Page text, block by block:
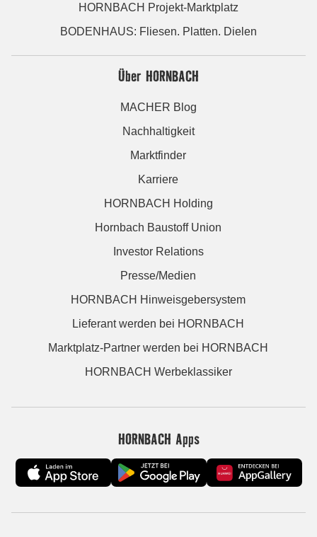
HORNBACH Projekt-Marktplatz
BODENHAUS: Fliesen. Platten. Dielen
Über HORNBACH
MACHER Blog
Nachhaltigkeit
Marktfinder
Karriere
HORNBACH Holding
Hornbach Baustoff Union
Investor Relations
Presse/Medien
HORNBACH Hinweisgebersystem
Lieferant werden bei HORNBACH
Marktplatz-Partner werden bei HORNBACH
HORNBACH Werbeklassiker
HORNBACH Apps